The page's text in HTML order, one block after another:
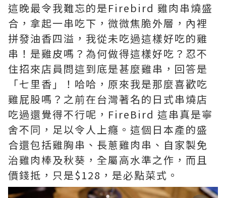
這晚最令我難忘的是Firebird 雞肉串燒盛
合，拿起一串吃下，微微焦脆外層，內裡
拼發油香四溢，我從未吃過這樣好吃的雞
串！是雞皮嗎？為何做得這樣好吃？忍不
住招來店員問這到底是甚麼雞串，回答是
「七里香」！哈哈，原來我是那麼喜歡吃
雞屁股嗎？之前在台灣著名的日式串燒店
吃過還覺得不行呢，FireBird 這串真是寧
舍不同，足以令人上癮。這個日本產的盛
合還包括雞胸串、長蔥雞肉串、自家製免
治雞肉棒及秋葵，全屬高水準之作，而且
價錢抵，只是$128，是必點菜式。